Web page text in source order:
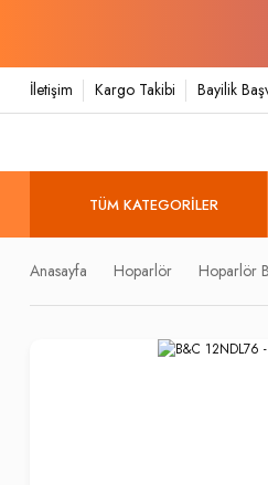
İletişim Kargo Takibi Bayilik
TÜM KATEGORILER
Anasayfa Hoparlör Hoparlör